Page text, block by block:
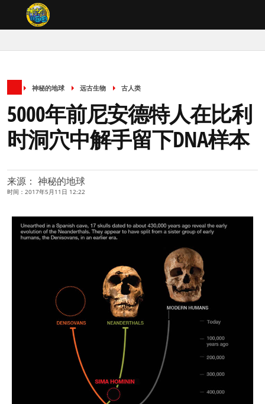
神秘的地球 远古生物 古人类
5000年前尼安德特人在比利
时洞穴中解手留下DNA样本
来源： 神秘的地球
时间：2017年5月11日 12:22